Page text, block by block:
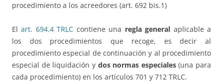
procedimiento a los acreedores (art. 692 bis.1)
Elart. 694.4 TRLC contiene una regla general aplicable a
los dos procedimientos que recoge, es decir al
procedimiento especial de continuación y al procedimiento
especial de liquidación y dos normas especiales(una para
cada procedimiento) en los artículos 701 y 712 TRLC.